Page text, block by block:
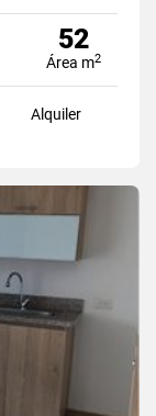
52
Área m2
Alquiler